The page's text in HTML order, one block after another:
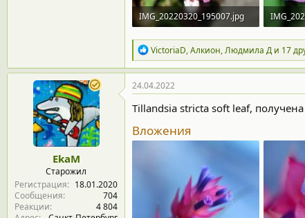
IMG_20220320_195007.jpg
97.6 KB · Просмотры: 379
106.1
Р
е
а
к
ц
и
и
:
VictoriaD,Алкион,Людмила Д и 17
EkaM
Старожил
Регистрация
18.01.2020
Сообщения
704
Реакции
4 804
24.04.2022
Tillandsia stricta soft leaf,
Вложения